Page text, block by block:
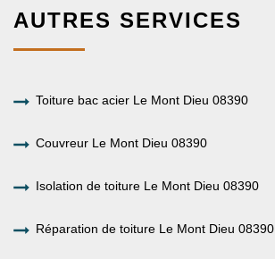
AUTRES SERVICES
Toiture bac acier Le Mont Dieu 08390
Couvreur Le Mont Dieu 08390
Isolation de toiture Le Mont Dieu 08390
Réparation de toiture Le Mont Dieu 08390